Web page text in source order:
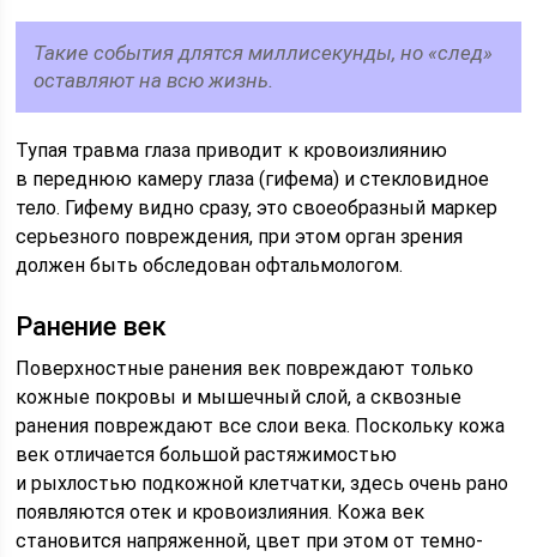
Такие события длятся миллисекунды, но «след»
оставляют на всю жизнь.
Тупая травма глаза приводит к кровоизлиянию
в переднюю камеру глаза (гифема) и стекловидное
тело. Гифему видно сразу, это своеобразный маркер
серьезного повреждения, при этом орган зрения
должен быть обследован офтальмологом.
Ранение век
Поверхностные ранения век повреждают только
кожные покровы и мышечный слой, а сквозные
ранения повреждают все слои века. Поскольку кожа
век отличается большой растяжимостью
и рыхлостью подкожной клетчатки, здесь очень рано
появляются отек и кровоизлияния. Кожа век
становится напряженной, цвет при этом от темно-